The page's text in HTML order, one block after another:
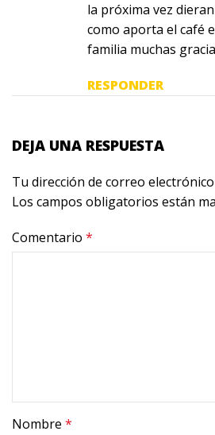
la próxima vez
como aporta el café
familia muchas
RESPONDER
DEJA UNA RESPUESTA
Tu dirección de correo
Los campos obligatorios están
Comentario *
Nombre *